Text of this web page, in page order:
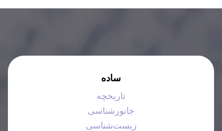
ساده
تاریخچه
جانورشناسی
زیست‌شناسی